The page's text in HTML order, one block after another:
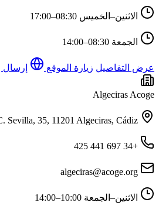
الاثنين–الخميس 08:30–17:00
الجمعة 08:30–14:00
عرض التفاصيل زيارة الموقع إرسال
Algeciras Acoge
Sevilla, 35, 11201 Algeciras, Cádiz
+34 697 441 425
algeciras@acoge.org
الاثنين–الجمعة 10:00–14:00